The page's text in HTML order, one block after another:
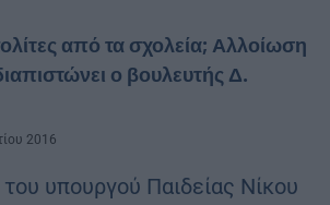
από τα σχολεία; Αλλοίωση
ο βουλευτής Δ.
2016
του υπουργού Παιδείας Νίκου